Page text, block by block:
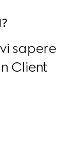
sapere
Client